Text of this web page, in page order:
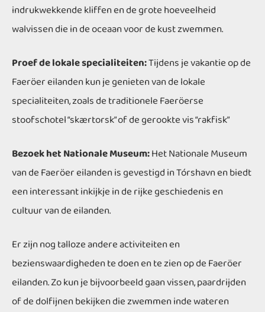
indrukwekkende kliffen en de grote hoeveelheid
walvissen die in de oceaan voor de kust zwemmen.
Proef de lokale specialiteiten:Tijdens je vakantie op de
Faeröer eilanden kun je genieten van de lokale
specialiteiten, zoals de traditionele Faeröerse
stoofschotel “skærtorsk” of de gerookte vis “rakfisk”
Bezoek het Nationale Museum:Het Nationale Museum
van de Faeröer eilanden is gevestigd in Tórshavn en biedt
een interessant inkijkje in de rijke geschiedenis en
cultuur van de eilanden.
Er zijn nog talloze andere activiteiten en
bezienswaardigheden te doen en te zien op de Faeröer
eilanden. Zo kun je bijvoorbeeld gaan vissen, paardrijden
of de dolfijnen bekijken die zwemmen inde wateren